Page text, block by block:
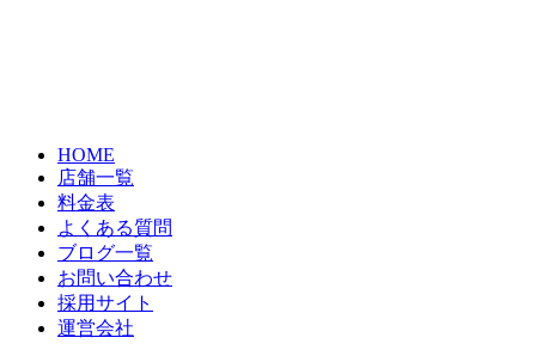
HOME
店舗一覧
料金表
よくある質問
ブログ一覧
お問い合わせ
採用サイト
運営会社